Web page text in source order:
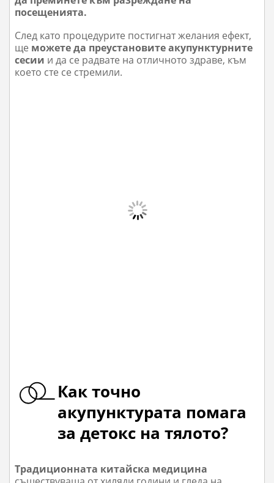
посещенията.
След като процедурите постигнат желания ефект,
ще можете да преустановите акупунктурните
сесии и да се радвате на отличното здраве, към
което сте се стремили.
Как точно
акупунктурата помага
за детокс на тялото?
Традиционната китайска медицина